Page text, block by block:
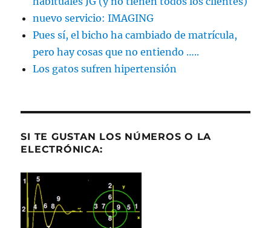
nuevo servicio: IMAGING
Pues sí, el bicho ha cambiado de matrícula,
pero hay cosas que no entiendo …..
Los gatos sufren hipertensión
SI TE GUSTAN LOS NÚMEROS O LA
ELECTRÓNICA: